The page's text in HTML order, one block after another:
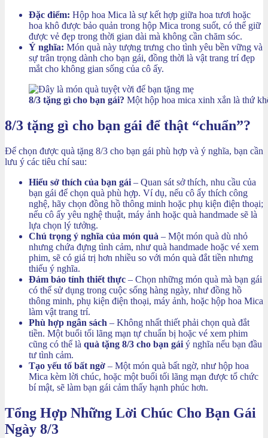
Đặc điểm: Hộp hoa Mica là sự kết hợp giữa hoa tươi hoặc
hoa khô được bảo quản trong hộp Mica trong suốt, có thể giữ
được vẻ đẹp trong thời gian dài mà không cần chăm sóc.
Ý nghĩa: Món quà này tượng trưng cho tình yêu bền vững và
sự trân trọng dành cho bạn gái, đồng thời là vật trang trí đẹp
mắt cho không gian sống của cô ấy.
8/3 tặng gì cho bạn gái? Một hộp hoa mica xinh xắn là thứ
8/3 tặng gì cho bạn gái để thật “chuẩn”?
Để chọn được quà tặng 8/3 cho bạn gái phù hợp và ý nghĩa, bạn cần
lưu ý các tiêu chí sau:
Hiểu sở thích của bạn gái – Quan sát sở thích, nhu cầu của
bạn gái để chọn quà phù hợp. Ví dụ, nếu cô ấy thích công
nghệ, hãy chọn đồng hồ thông minh hoặc phụ kiện điện thoại;
nếu cô ấy yêu nghệ thuật, máy ảnh hoặc quà handmade sẽ là
lựa chọn lý tưởng.
Chú trọng ý nghĩa của món quà – Một món quà dù nhỏ
nhưng chứa đựng tình cảm, như quà handmade hoặc vé xem
phim, sẽ có giá trị hơn nhiều so với món quà đắt tiền nhưng
thiếu ý nghĩa.
Đảm bảo tính thiết thực – Chọn những món quà mà bạn gái
có thể sử dụng trong cuộc sống hàng ngày, như đồng hồ
thông minh, phụ kiện điện thoại, máy ảnh, hoặc hộp hoa Mica
làm vật trang trí.
Phù hợp ngân sách – Không nhất thiết phải chọn quà đắt
tiền. Một buổi tối lãng mạn tự chuẩn bị hoặc vé xem phim
cũng có thể là quà tặng 8/3 cho bạn gái ý nghĩa nếu bạn đầu
tư tình cảm.
Tạo yếu tố bất ngờ – Một món quà bất ngờ, như hộp hoa
Mica kèm lời chúc, hoặc một buổi tối lãng mạn được tổ chức
bí mật, sẽ làm bạn gái cảm thấy hạnh phúc hơn.
Tổng Hợp Những Lời Chúc Cho Bạn Gái
Ngày 8/3